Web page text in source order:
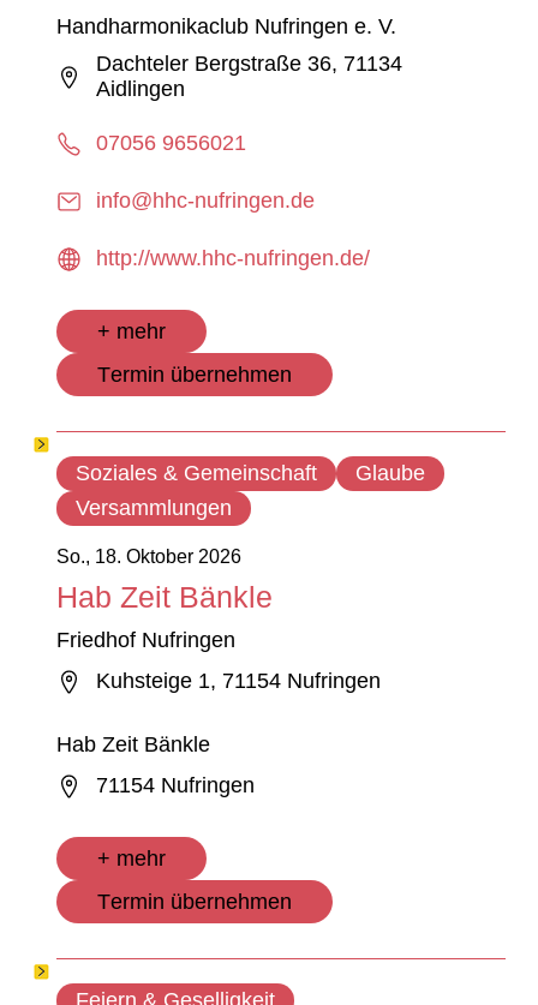
Handharmonikaclub Nufringen e. V.
Dachteler Bergstraße 36, 71134
Aidlingen
07056 9656021
info@hhc-nufringen.de
http://www.hhc-nufringen.de/
+ mehr
Termin übernehmen
So., 18. Oktober 2026
Hab Zeit Bänkle
Friedhof Nufringen
Kuhsteige 1, 71154 Nufringen
Hab Zeit Bänkle
71154 Nufringen
+ mehr
Termin übernehmen
Soziales & Gemeinschaft
Glaube
Versammlungen